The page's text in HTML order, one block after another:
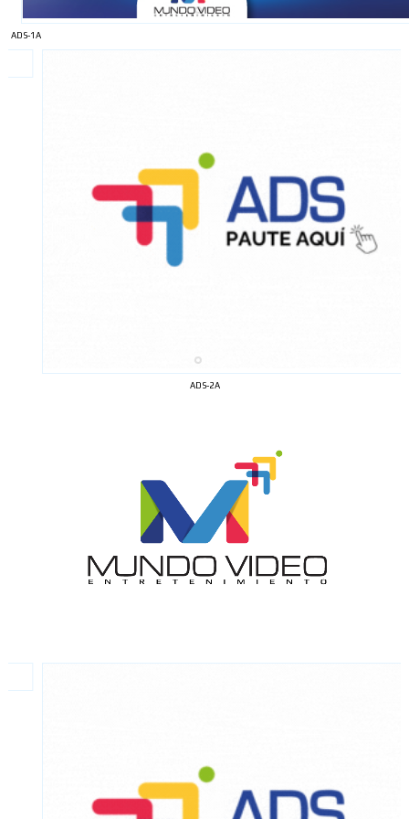
ADS-1A
ADS-2A